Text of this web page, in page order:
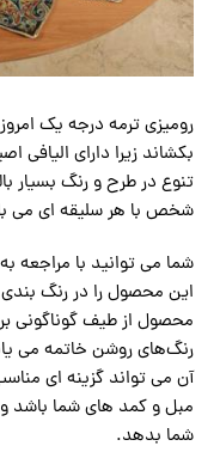
رومیزی ترمه درجه یک
بکشاند زیرا دارای
تنوع در طرح و رنگ بسیار
شخص با هر سلیقه ای می
شما می توانید با مراجعه
این محصول را در رنگ
محصول از طیف گوناگونی
رنگ‌های روشن خاتمه می
آن می تواند گزینه ای
مبل و کمد های شما باشد
شما بدهد.